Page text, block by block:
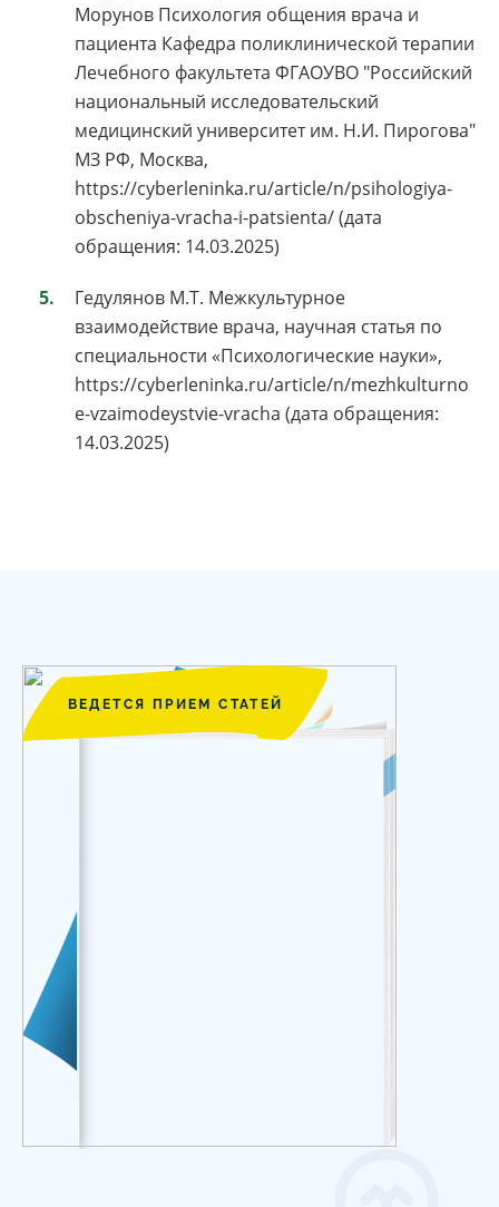
Морунов Психология общения врача и
пациента Кафедра поликлинической терапии
Лечебного факультета ФГАОУВО "Российский
национальный исследовательский
медицинский университет им. Н.И. Пирогова"
МЗ РФ, Москва,
https://cyberleninka.ru/article/n/psihologiya-
obscheniya-vracha-i-patsienta/ (дата
обращения: 14.03.2025)
Гедулянов М.Т. Межкультурное
взаимодействие врача, научная статья по
специальности «Психологические науки»,
https://cyberleninka.ru/article/n/mezhkulturno
e-vzaimodeystvie-vracha (дата обращения:
14.03.2025)
ВЕДЕТСЯ ПРИЕМ СТАТЕЙ